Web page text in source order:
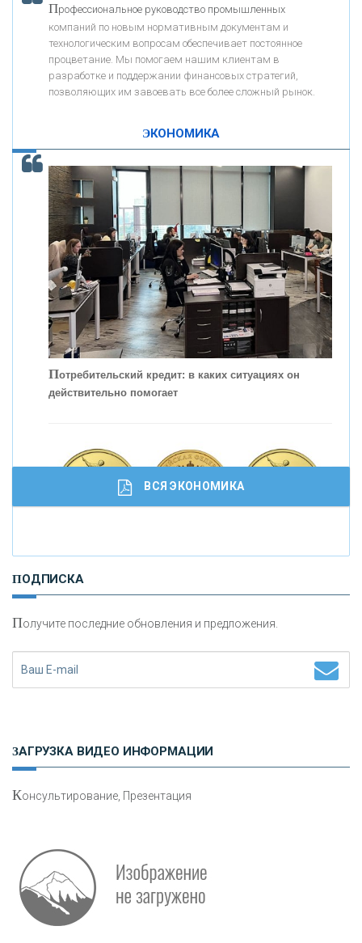
«ПРЕСС-СЛУЖБА ВТБ24»
«АВТОГРАДБАНК»
ОНАС
КОНТАКТЫ
ак Система быстрых платежей за пять лет
Профессиональное руководство промышленных
компаний по новым нормативным документам и
технологическим вопросам обеспечивает постоянное
процветание. Мы помогаем нашим клиентам в
разработке и поддержании финансовых стратегий,
позволяющих им завоевать все более сложный рынок.
ЭКОНОМИКА
Потребительский кредит: в каких ситуациях он
действительно помогает
И
сохранения и увеличения капитала
ВСЯ ЭКОНОМИКА
ПОДПИСКА
Получите последние обновления и предложения.
ЗАГРУЗКА ВИДЕО ИНФОРМАЦИИ
Консультирование, Презентация